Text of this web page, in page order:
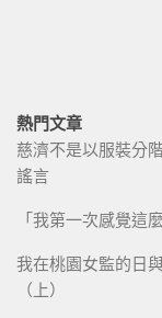
熱門文章
慈濟不是以服裝分
謠言
「我第一次感覺這
我在桃園女監的日
（上）